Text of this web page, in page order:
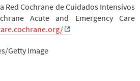
Red Cochrane de Cuidados Intensivos
Acute and Emergency Care
Getty Image